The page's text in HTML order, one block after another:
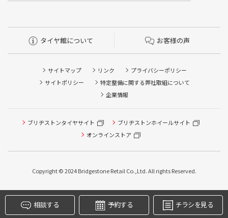
タイヤ館について お客様の声
サイトマップ リンク
プライバシーポリシー
サイトポリシー
特定整備に関する弊社取組について
企業情報
ブリヂストンタイヤサイト
ブリヂストンホイールサイト
オンラインストア
Copyright © 2024 Bridgestone Retail Co.,Ltd. All rights Reserved.
相談する 予約する チラシを見る
タイヤ点検・安全点検/タイヤ履き替え/オイル交換/その他
ピット作業の予約
本日のタイヤ履き替え順番待ち予約 ※クローク契約会員の